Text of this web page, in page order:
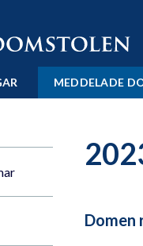
MEDDELADE
Domen